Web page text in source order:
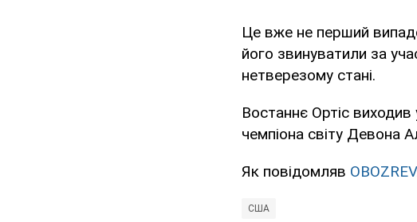
Це вже не перший
його звинуватили за
нетверезому стані.
Востаннє Ортіс
чемпіона світу Девона
Як повідомляв
США